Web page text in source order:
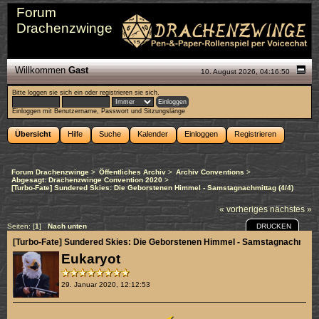
Forum
Drachenzwinge
10. August 2026, 04:16:50
WillkommenGast
Bitte loggen sie sich ein oderregistrieren sie sich.
Einloggen mit Benutzername, Passwort und Sitzungslänge
Übersicht Hilfe Suche Kalender Einloggen Registrieren
Forum Drachenzwinge > Öffentliches Archiv> Archiv Conventions >
Abgesagt: Drachenzwinge Convention 2020 >
[Turbo-Fate] Sundered Skies: Die Geborstenen Himmel - Samstagnachmittag (4/4)
« vorheriges nächstes »
Seiten: [1]Nach unten DRUCKEN
Eukaryot
29. Januar 2020, 12:12:53
[Turbo-Fate] Sundered Skies: Die Geborstenen Himmel -